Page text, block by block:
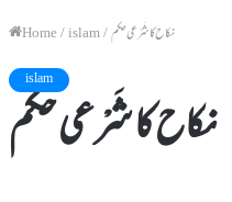
Home/islam/نکاح کا شَرْعی حکم
islam
نکاح کا شَرْعی حکم